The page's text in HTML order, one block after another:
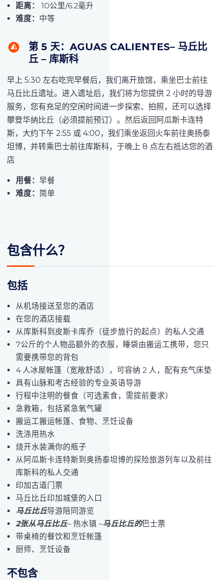
距离：
10公里/6.2毫升
难度： 中等
第 5 天：AGUAS CALIENTES– 马丘比
丘 – 库斯科
早上 5:30 左右吃完早餐后，我们离开旅馆，乘坐巴士前往
马丘比丘遗址。进入遗址后，我们将为您提供 2 小时的导游
服务，您有充足的空闲时间进一步探索、拍照，还可以选择
攀登华纳比丘（必须提前预订）。然后返回阿瓜斯卡连特
斯，大约下午 2:55 或 4:00，我们乘坐返回火车前往奥扬泰
坦博，并转乘巴士前往库斯科，于晚上 8 点左右抵达您的酒
店
用餐： 早餐
难度： 简单
包含什么？
包括
从机场接送至您的酒店
在您的酒店接载
从库斯科到皮斯卡库乔（徒步旅行的起点）的私人交通
7公斤的个人物品额外的衣服，睡袋由搬运工携带，您只
需要携带您的背包
4 人冰屋帐篷（宽敞舒适），可容纳 2 人，配有充气床垫
具有山脉和考古经验的专业英语导游
行程中注明的餐食（可选素食，需提前要求）
急救箱，包括紧急氧气罐
搬运工搬运帐篷、食物、烹饪设备
洗涤用热水
烧开水装满你的瓶子
从阿瓜斯卡连特斯到奥扬泰坦博的探险旅游列车以及前往
库斯科的私人交通
印加古道门票
马丘比丘印加城堡的入口
马丘比丘导游陪同游览
2张从马丘比丘– 热水镇 –马丘比丘的巴士票
带桌椅的餐饮和烹饪帐篷
厨师、烹饪设备
不包含